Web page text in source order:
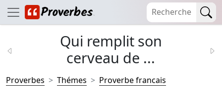
Qui remplit son
cerveau de ...
Proverbes Thémes
Proverbe francais